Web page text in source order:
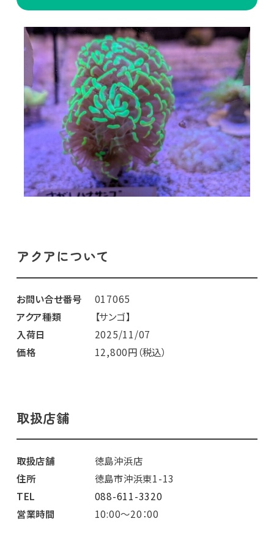
アクアについて
お問い合せ番号
017065
アクア種類
【サンゴ】
入荷日
2025/11/07
価格
12,800円（税込）
取扱店舗
取扱店舗
徳島沖浜店
住所
徳島市沖浜東1-13
TEL
088-611-3320
営業時間
10:00～20：00